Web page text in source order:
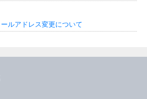
ルアドレス変更について